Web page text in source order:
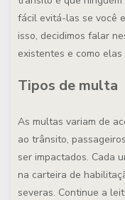
fácil evitá-las se você
isso, decidimos falar
existentes e como
Tipos de multa
As multas variam de
ao trânsito,
ser impactados. Cada
na carteira de
severas. Continue a